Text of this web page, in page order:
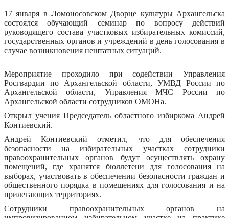
17 января в Ломоносовском Дворце культуры Архангельска
состоялся обучающий семинар по вопросу действий
руководящего состава участковых избирательных комиссий,
государственных органов и учреждений в день голосования в
случае возникновения нештатных ситуаций.
Мероприятие проходило при содействии Управления
Росгвардии по Архангельской области, УМВД России по
Архангельской области, Управления МЧС России по
Архангельской области сотрудников ОМОНа.
Открыл учения Председатель областного избиркома Андрей
Контиевский.
Андрей Контиевский отметил, что для обеспечения
безопасности на избирательных участках сотрудники
правоохранительных органов будут осуществлять охрану
помещений, где хранятся бюллетени для голосования на
выборах, участвовать в обеспечении безопасности граждан и
общественного порядка в помещениях для голосования и на
прилегающих территориях.
Сотрудники правоохранительных органов на